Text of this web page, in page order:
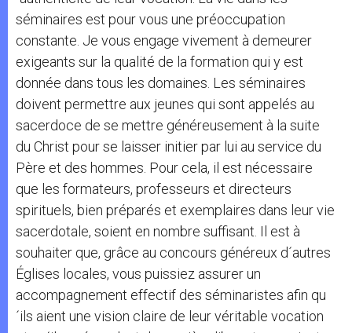
séminaires est pour vous une préoccupation
constante. Je vous engage vivement à demeurer
exigeants sur la qualité de la formation qui y est
donnée dans tous les domaines. Les séminaires
doivent permettre aux jeunes qui sont appelés au
sacerdoce de se mettre généreusement à la suite
du Christ pour se laisser initier par lui au service du
Père et des hommes. Pour cela, il est nécessaire
que les formateurs, professeurs et directeurs
spirituels, bien préparés et exemplaires dans leur vie
sacerdotale, soient en nombre suffisant. Il est à
souhaiter que, grâce au concours généreux d´autres
Églises locales, vous puissiez assurer un
accompagnement effectif des séminaristes afin qu
´ils aient une vision claire de leur véritable vocation